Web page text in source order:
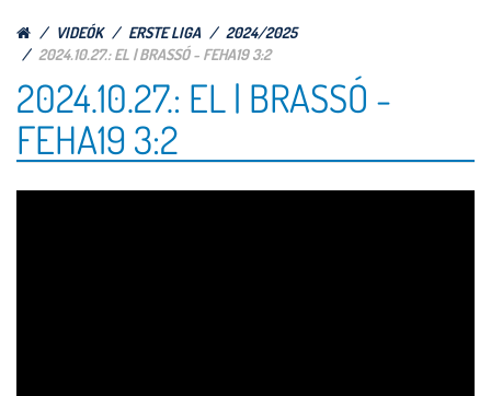
VIDEÓK ERSTE LIGA
2024/2025
2024.10.27.: EL | BRASSÓ - FEHA19 3:2
2024.10.27.: EL | BRASSÓ -
FEHA19 3:2